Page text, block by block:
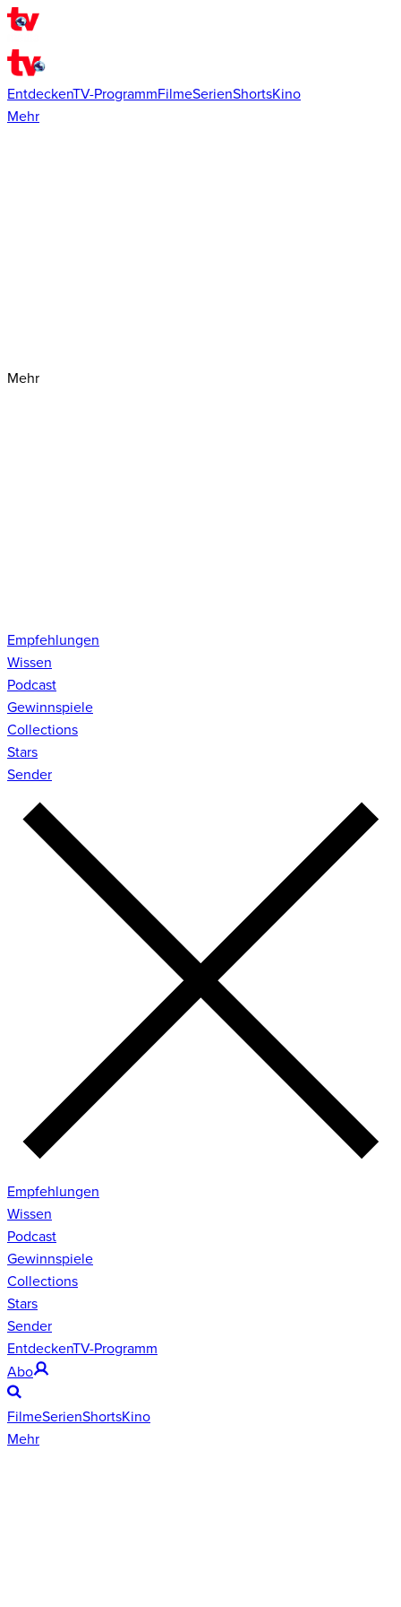
EntdeckenTV-ProgrammFilmeSerienShortsKino
Mehr
Mehr
Empfehlungen
Wissen
Podcast
Gewinnspiele
Collections
Stars
Sender
Empfehlungen
Wissen
Podcast
Gewinnspiele
Collections
Stars
Sender
EntdeckenTV-Programm
Abo
FilmeSerienShortsKino
Mehr